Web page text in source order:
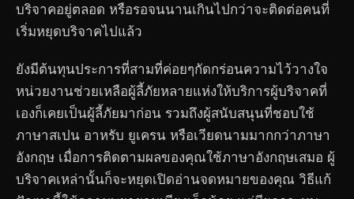
บริจาคอยู่ตลอด หรือรอจนนานเกินไปกว่าจะติดต่อคนที่
เริ่มหยุดบริจาคไปแล้ว
ยังมีต้นทุนประการที่สามที่ค่อยๆกัดกร่อนความไว้วางใจ
หน่วยงานช่วยเหลือผู้ลี้ภัยหลายแห่งให้บริการผู้บริจาคที่
เองก็เคยเป็นผู้ลี้ภัยมาก่อน รวมถึงผู้สนับสนุนที่ชอบใช้
ภาษาสเปน อาหรับ ยูเครน หรือเวียดนามมากกว่าภาษา
อังกฤษ เมื่อการติดตามผลของคุณใช้ภาษาอังกฤษเสมอ ผู้
บริจาคเหล่านั้นก็จะหยุดเปิดอ่านจดหมายของคุณ วิธีแก้